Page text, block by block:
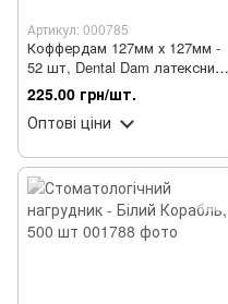
Артикул: 000785
Коффердам 127мм х 127мм -
52 шт, Dental Dam латексний,
Блакитний
225.00 грн/шт.
Оптові ціни